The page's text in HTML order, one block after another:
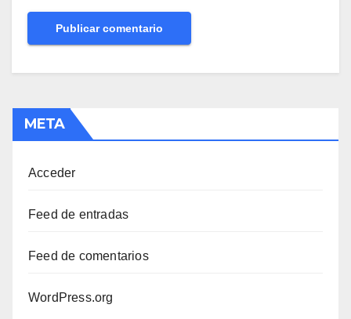
META
Acceder
Feed de entradas
Feed de comentarios
WordPress.org